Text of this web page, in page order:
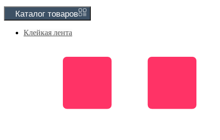
Каталог товаров
Клейкая лента